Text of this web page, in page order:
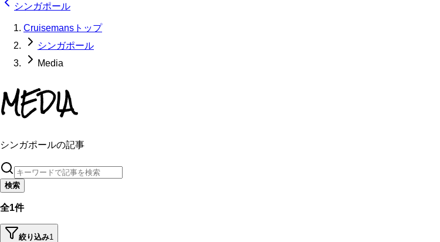
シンガポール
Cruisemansトップ
シンガポール
Media
MEDIA
シンガポールの記事
検索
全1件
絞り込み1